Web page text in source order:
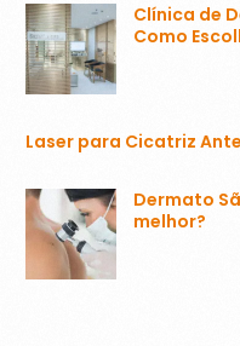
Clínica de
Como
Laser para Cicatriz
Dermato
melhor?